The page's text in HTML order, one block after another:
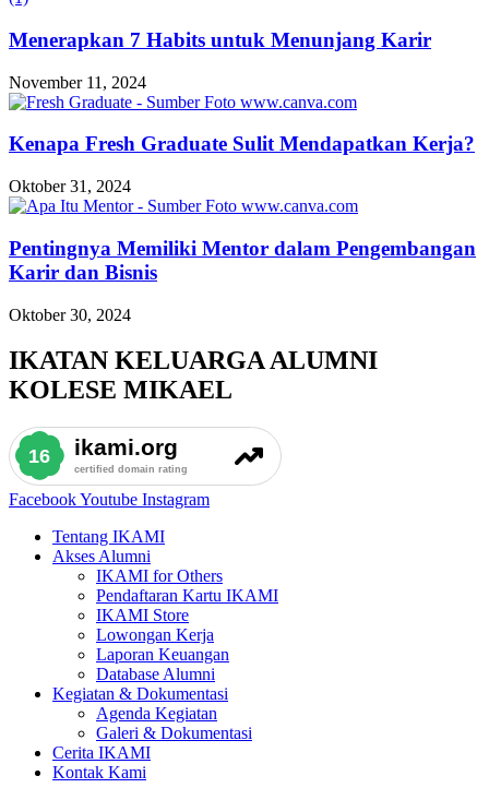
Menerapkan 7 Habits untuk Menunjang Karir
November 11, 2024
Kenapa Fresh Graduate Sulit Mendapatkan Kerja?
Oktober 31, 2024
Pentingnya Memiliki Mentor dalam Pengembangan
Karir dan Bisnis
Oktober 30, 2024
IKATAN KELUARGA ALUMNI
KOLESE MIKAEL
FacebookYoutube Instagram
Tentang IKAMI
Akses Alumni
IKAMI for Others
Pendaftaran Kartu IKAMI
IKAMI Store
Lowongan Kerja
Laporan Keuangan
Database Alumni
Kegiatan & Dokumentasi
Agenda Kegiatan
Galeri & Dokumentasi
Cerita IKAMI
Kontak Kami